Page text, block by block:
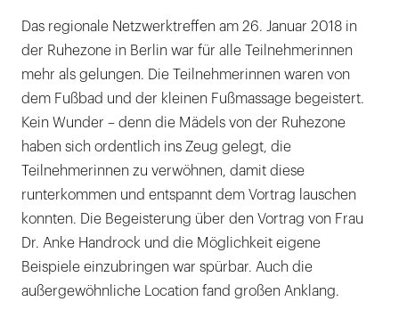
Das regionale Netzwerktreffen am 26. Januar 2018 in
der Ruhezone in Berlin war für alle Teilnehmerinnen
mehr als gelungen. Die Teilnehmerinnen waren von
dem Fußbad und der kleinen Fußmassage begeistert.
Kein Wunder – denn die Mädels von der Ruhezone
haben sich ordentlich ins Zeug gelegt, die
Teilnehmerinnen zu verwöhnen, damit diese
runterkommen und entspannt dem Vortrag lauschen
konnten. Die Begeisterung über den Vortrag von Frau
Dr. Anke Handrock und die Möglichkeit eigene
Beispiele einzubringen war spürbar. Auch die
außergewöhnliche Location fand großen Anklang.